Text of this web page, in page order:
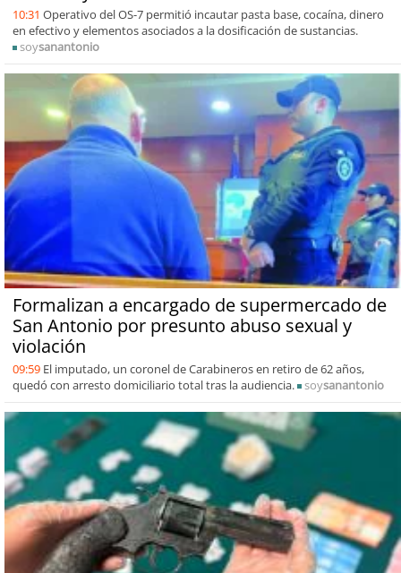
10:31 Operativo del OS-7 permitió incautar pasta base, cocaína, dinero
en efectivo y elementos asociados a la dosificación de sustancias.
soysanantonio
Formalizan a encargado de supermercado de
San Antonio por presunto abuso sexual y
violación
09:59 El imputado, un coronel de Carabineros en retiro de 62 años,
quedó con arresto domiciliario total tras la audiencia.
soysanantonio